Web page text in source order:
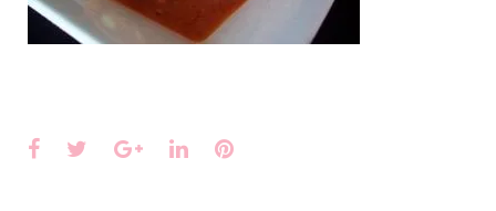
Facebook
TwitterGoogle+
LinkedInPinterest